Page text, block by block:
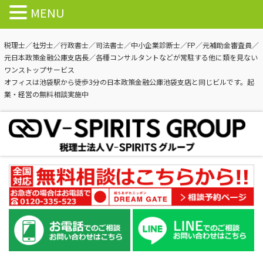
税理士／社労士／行政書士／司法書士／中小企業診断士／FP／元補助金審査員／
元日本政策金融公庫支店長／各種コンサルタントなどが常駐する他に類を見ない
ワンストップサービス
オフィスは池袋駅から徒歩3分の日本政策金融公庫池袋支店と同じビルです。起
業・経営の無料相談実施中
MENU